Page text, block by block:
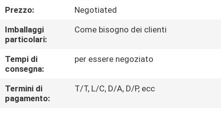
CONTROLLO
DI
QUALITÀ
CONTATTACI
NOTIZIA
Prezzo:
Negotiated
Imballaggi
particolari:
Come bisogno dei clienti
Tempi di
consegna:
per essere negoziato
Termini di
pagamento:
T/T, L/C, D/A, D/P, ecc